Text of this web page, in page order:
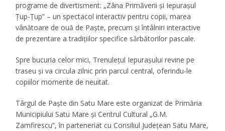
programe de divertisment: „Zâna Primăverii și Iepurașul
Țup-Țup” – un spectacol interactiv pentru copii, marea
vânătoare de ouă de Paște, precum și întâlniri interactive
de prezentare a tradițiilor specifice sărbătorilor pascale.
Spre bucuria celor mici, Trenulețul Iepurașului revine pe
traseu și va circula zilnic prin parcul central, oferindu-le
copiilor momente de neuitat.
Târgul de Paște din Satu Mare este organizat de Primăria
Municipiului Satu Mare și Centrul Cultural „G.M.
Zamfirescu”, în parteneriat cu Consiliul Județean Satu Mare,